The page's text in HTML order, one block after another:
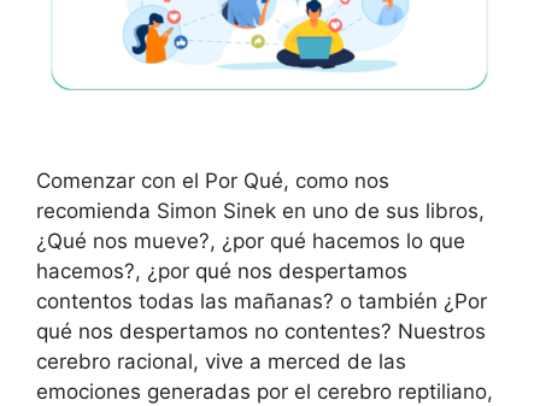
Comenzar con el Por Qué, como nos
recomienda Simon Sinek en uno de sus libros,
¿Qué nos mueve?, ¿por qué hacemos lo que
hacemos?, ¿por qué nos despertamos
contentos todas las mañanas? o también ¿Por
qué nos despertamos no contentes? Nuestros
cerebro racional, vive a merced de las
emociones generadas por el cerebro reptiliano,